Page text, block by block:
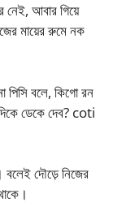
নেই, আবার গিয়ে
মায়ের রুমে নক
পিসি বলে, কিগো রন
ডেকে দেব? coti
বলেই দৌড়ে নিজের